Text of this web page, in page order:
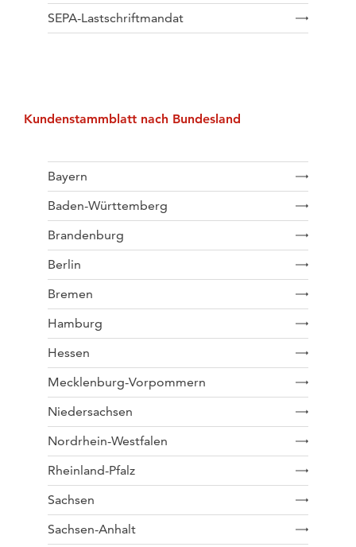
SEPA-Lastschriftmandat
Kundenstammblatt nach Bundesland
Bayern
Baden-Württemberg
Brandenburg
Berlin
Bremen
Hamburg
Hessen
Mecklenburg-Vorpommern
Niedersachsen
Nordrhein-Westfalen
Rheinland-Pfalz
Sachsen
Sachsen-Anhalt